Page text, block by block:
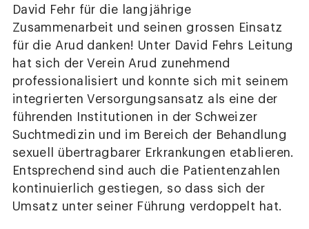
David Fehr für die langjährige
Zusammenarbeit und seinen grossen Einsatz
für die Arud danken! Unter David Fehrs Leitung
hat sich der Verein Arud zunehmend
professionalisiert und konnte sich mit seinem
integrierten Versorgungsansatz als eine der
führenden Institutionen in der Schweizer
Suchtmedizin und im Bereich der Behandlung
sexuell übertragbarer Erkrankungen etablieren.
Entsprechend sind auch die Patientenzahlen
kontinuierlich gestiegen, so dass sich der
Umsatz unter seiner Führung verdoppelt hat.